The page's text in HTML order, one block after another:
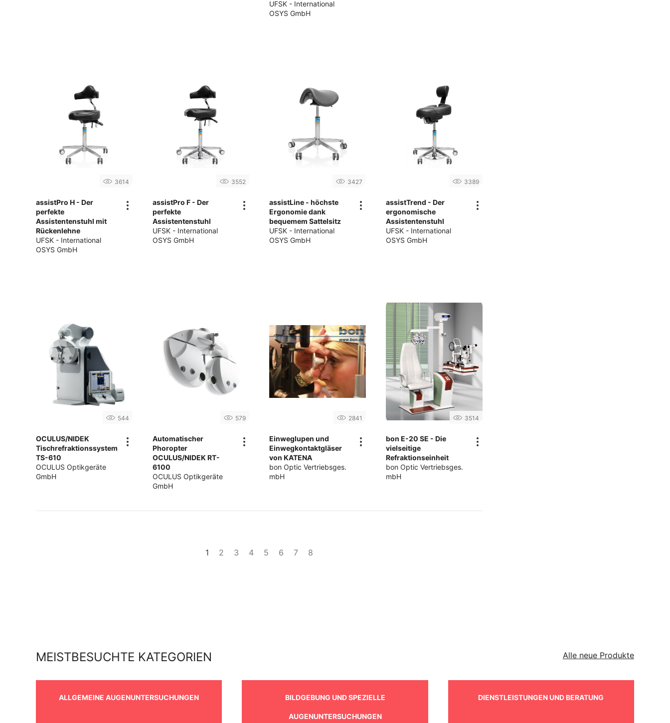
UFSK - International
OSYS GmbH
3614
assistPro H - Der
perfekte
Assistentenstuhl mit
Rückenlehne
UFSK - International
OSYS GmbH
3552
assistPro F - Der
perfekte
Assistentenstuhl
UFSK - International
OSYS GmbH
3427
assistLine - höchste
Ergonomie dank
bequemem Sattelsitz
UFSK - International
OSYS GmbH
3389
assistTrend - Der
ergonomische
Assistentenstuhl
UFSK - International
OSYS GmbH
544
OCULUS/NIDEK
Tischrefraktionssystem
TS-610
OCULUS Optikgeräte
GmbH
579
Automatischer
Phoropter
OCULUS/NIDEK RT-
6100
OCULUS Optikgeräte
GmbH
2841
Einweglupen und
Einwegkontaktgläser
von KATENA
bon Optic Vertriebsges.
mbH
3514
bon E-20 SE - Die
vielseitige
Refraktionseinheit
bon Optic Vertriebsges.
mbH
1 2 3 4 5 6 7 8
MEISTBESUCHTE KATEGORIEN Alle neue Produkte
ALLGEMEINE AUGENUNTERSUCHUNGEN BILDGEBUNG UND SPEZIELLE
AUGENUNTERSUCHUNGEN
DIENSTLEISTUNGEN UND BERATUNG